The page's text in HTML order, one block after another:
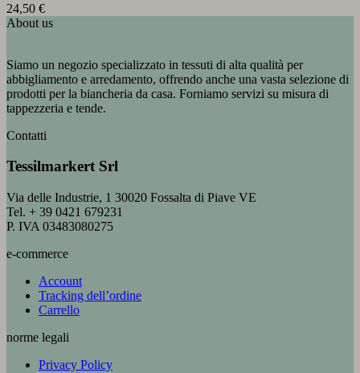
24,50 €
About us
Siamo un negozio specializzato in tessuti di alta qualità per
abbigliamento e arredamento, offrendo anche una vasta selezione di
prodotti per la biancheria da casa. Forniamo servizi su misura di
tappezzeria e tende.
Contatti
Tessilmarkert Srl
Via delle Industrie, 1 30020 Fossalta di Piave VE
Tel. + 39 0421 679231
P. IVA 03483080275
e-commerce
Account
Tracking dell’ordine
Carrello
norme legali
Privacy Policy